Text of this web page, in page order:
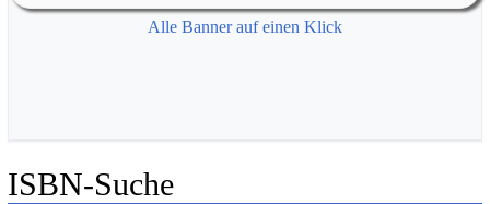
Alle Banner auf einen Klick
ISBN-Suche